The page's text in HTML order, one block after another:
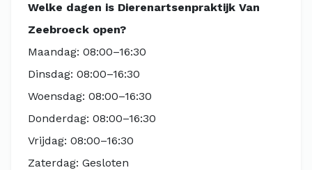
Welke dagen is Dierenartsenpraktijk Van
Zeebroeck open?
Maandag: 08:00–16:30
Dinsdag: 08:00–16:30
Woensdag: 08:00–16:30
Donderdag: 08:00–16:30
Vrijdag: 08:00–16:30
Zaterdag: Gesloten